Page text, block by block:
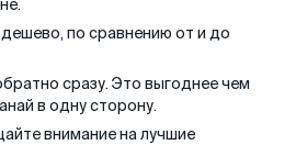
по сравнению от и до
сразу. Это выгоднее чем
в одну сторону.
внимание на лучшие